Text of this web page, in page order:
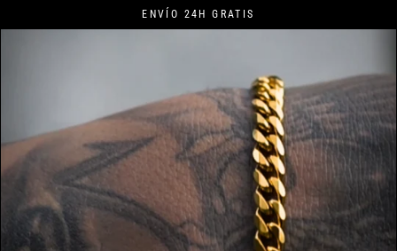
directamente
ENVÍO 24H GRATIS